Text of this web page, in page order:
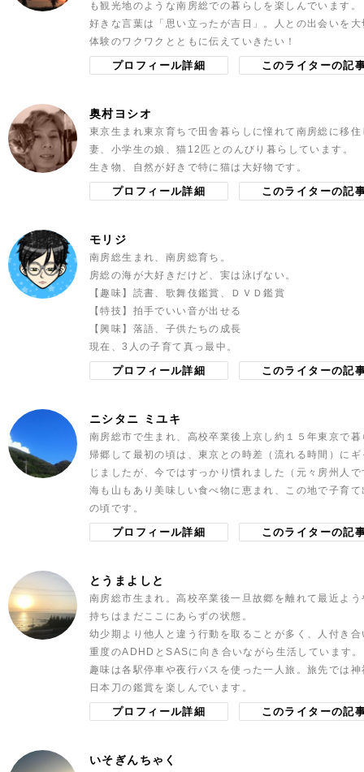
も観光地のような南房総での暮らしを楽しんでいます。
好きな言葉は「思い立ったが吉日」。人との出会いを
体験のワクワクとともに伝えていきたい！
プロフィール詳細 このライターの記
奥村ヨシオ
東京生まれ東京育ちで田舎暮らしに憧れて南房総に移
妻、小学生の娘、猫12匹とのんびり暮らしています。
生き物、自然が好きで特に猫は大好物です。
プロフィール詳細 このライターの記
モリジ
南房総生まれ、南房総育ち。
房総の海が大好きだけど、実は泳げない。
【趣味】読書、歌舞伎鑑賞、ＤＶＤ鑑賞
【特技】拍手でいい音が出せる
【興味】落語、子供たちの成長
現在、3人の子育て真っ最中。
プロフィール詳細 このライターの記
ニシタニ ミユキ
南房総市で生まれ、高校卒業後上京し約１５年東京で
帰郷して最初の頃は、東京との時差（流れる時間）に
じましたが、今ではすっかり慣れました（元々房州人
海も山もあり美味しい食べ物に恵まれ、この地で子育
の頃です。
プロフィール詳細 このライターの記
とうまよしと
南房総市生まれ。高校卒業後一旦故郷を離れて最近よ
持ちはまだここにあらずの状態。
幼少期より他人と違う行動を取ることが多く、人付き
重度のADHDとSASに向き合いながら生活しています。
趣味は各駅停車や夜行バスを使った一人旅。旅先では
日本刀の鑑賞を楽しんでいます。
プロフィール詳細 このライターの記
いそぎんちゃく